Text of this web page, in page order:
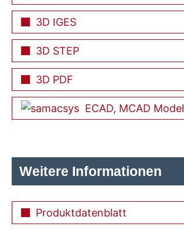
3D IGES
3D STEP
3D PDF
ECAD, MCAD Model
Weitere Informationen
Produktdatenblatt